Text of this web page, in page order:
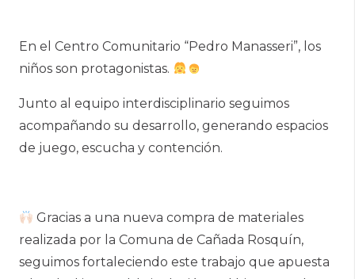
En el Centro Comunitario “Pedro Manasseri”, los
niños son protagonistas.
Junto al equipo interdisciplinario seguimos
acompañando su desarrollo, generando espacios
de juego, escucha y contención.
Gracias a una nueva compra de materiales
realizada por la Comuna de Cañada Rosquín,
seguimos fortaleciendo este trabajo que apuesta